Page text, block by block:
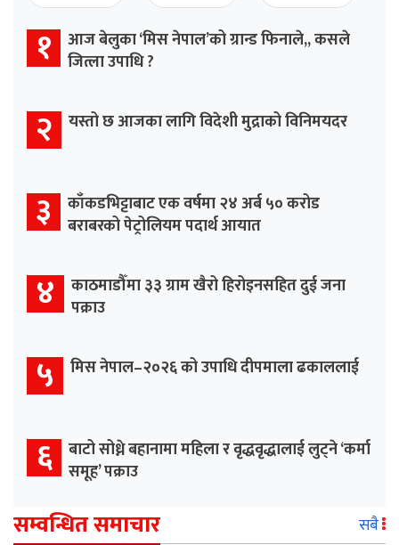
१ आज बेलुका ‘मिस नेपाल’को ग्रान्ड फिनाले,, कसले
जित्ला उपाधि ?
२ यस्तो छ आजका लागि विदेशी मुद्राको विनिमयदर
३ काँकडभिट्टाबाट एक वर्षमा २४ अर्ब ५० करोड
बराबरको पेट्रोलियम पदार्थ आयात
४ काठमाडौँमा ३३ ग्राम खैरो हिरोइनसहित दुई जना
पक्राउ
५ मिस नेपाल–२०२६ को उपाधि दीपमाला ढकाललाई
६ बाटो सोध्ने बहानामा महिला र वृद्धवृद्धालाई लुट्ने ‘कर्मा
समूह’ पक्राउ
सम्वन्धित समाचार सबै